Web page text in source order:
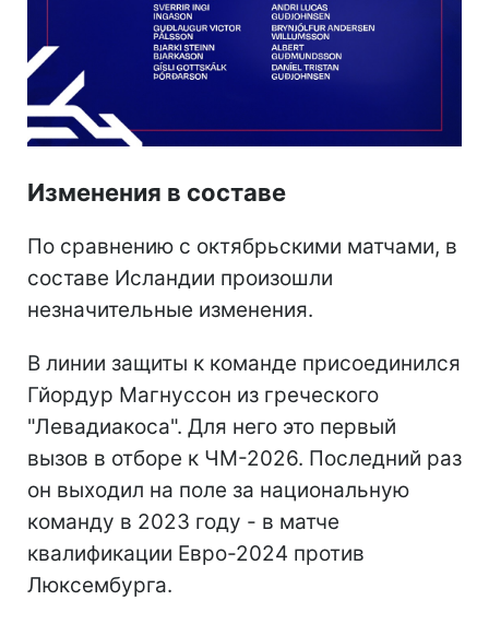
Изменения в составе
По сравнению с октябрьскими матчами, в
составе Исландии произошли
незначительные изменения.
В линии защиты к команде присоединился
Гйордур Магнуссон из греческого
"Левадиакоса". Для него это первый
вызов в отборе к ЧМ-2026. Последний раз
он выходил на поле за национальную
команду в 2023 году - в матче
квалификации Евро-2024 против
Люксембурга.